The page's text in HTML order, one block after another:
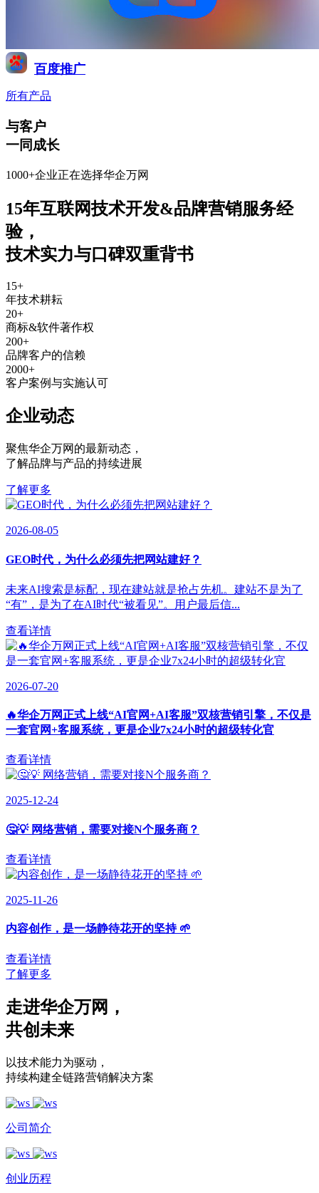
百度推广
所有产品
与客户
一同成长
1000+企业正在选择华企万网
15年互联网技术开发&品牌营销服务经
验，
技术实力与口碑双重背书
15+
年技术耕耘
20+
商标&软件著作权
200+
品牌客户的信赖
2000+
客户案例与实施认可
企业动态
聚焦华企万网的最新动态 ，
了解品牌与产品的持续进展
了解更多
2026-08-05
GEO时代，为什么必须先把网站建好？
未来AI搜索是标配，现在建站就是抢占先机。建站不是为了
“有”，是为了在AI时代“被看见”。用户最后信...
查看详情
2026-07-20
🔥华企万网正式上线“AI官网+AI客服”双核营销引擎，不仅是
一套官网+客服系统，更是企业7x24小时的超级转化官
查看详情
2025-12-24
🤔💡 网络营销，需要对接N个服务商？
查看详情
2025-11-26
内容创作，是一场静待花开的坚持 🌱
查看详情
了解更多
走进华企万网 ，
共创未来
以技术能力为驱动 ，
持续构建全链路营销解决方案
公司简介
创业历程